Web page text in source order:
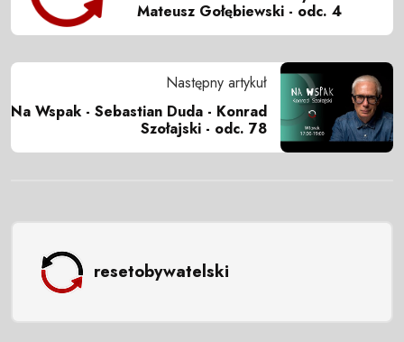
Mateusz Gołębiewski - odc. 4
Następny artykuł
Na Wspak - Sebastian Duda - Konrad
Szołajski - odc. 78
resetobywatelski